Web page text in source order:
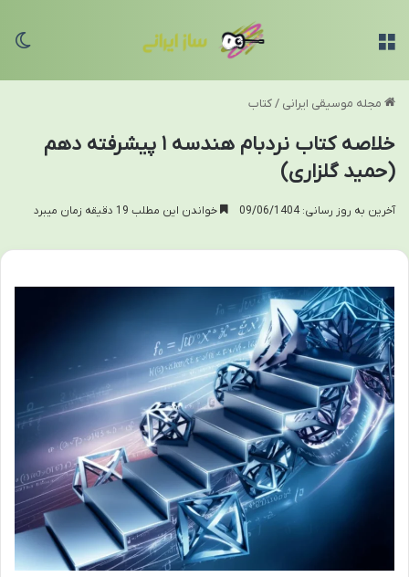
مجله موسیقی ایرانی /کتاب
خلاصه کتاب نردبام هندسه ۱ پیشرفته دهم
(حمید گلزاری)
آخرین به روز رسانی: 09/06/1404 خواندن این مطلب 19 دقیقه زمان میبرد